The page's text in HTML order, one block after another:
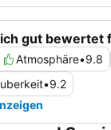
gut bewertet
Atmosphäre•9.8
•9.2